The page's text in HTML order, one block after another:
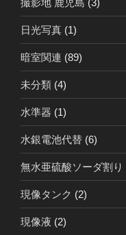
撮影地 鹿児島 (3)
日光写真 (1)
暗室関連 (89)
未分類 (4)
水準器 (1)
水銀電池代替 (6)
無水亜硫酸ソーダ割り
現像タンク (2)
現像液 (2)